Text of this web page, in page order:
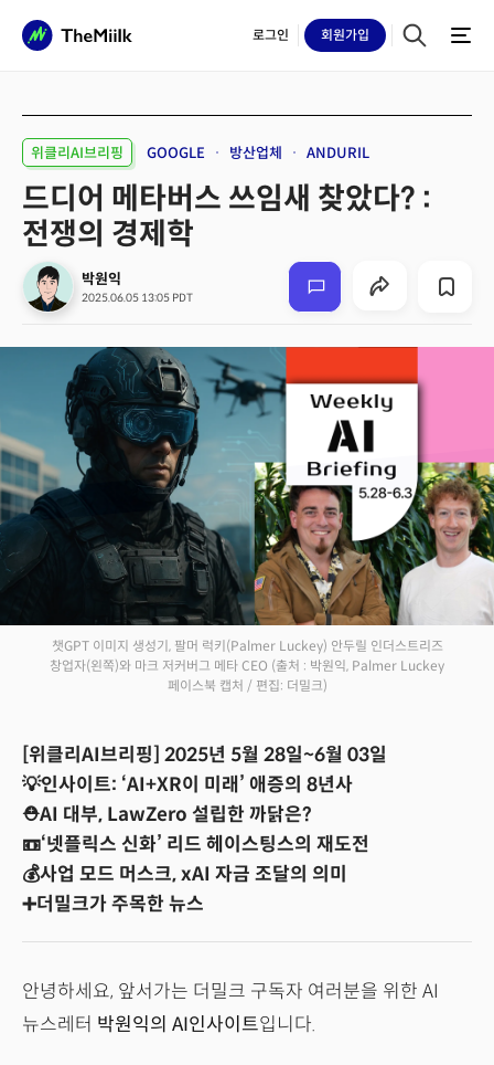
로그인 회원가입
위클리AI브리핑 GOOGLE 방산업체 ANDURIL
드디어 메타버스 쓰임새 찾았다? :
전쟁의 경제학
박원익
2025.06.05 13:05 PDT
챗GPT 이미지 생성기, 팔머 럭키(Palmer Luckey) 안두릴 인더스트리즈
창업자(왼쪽)와 마크 저커버그 메타 CEO (출처 : 박원익, Palmer Luckey
페이스북 캡처 / 편집: 더밀크)
[위클리AI브리핑] 2025년 5월 28일~6월 03일
💡인사이트: ‘AI+XR이 미래’ 애증의 8년사
⛑️AI 대부, LawZero 설립한 까닭은?
📼‘넷플릭스 신화’ 리드 헤이스팅스의 재도전
💰사업 모드 머스크, xAI 자금 조달의 의미
➕더밀크가 주목한 뉴스
안녕하세요, 앞서가는 더밀크 구독자 여러분을 위한 AI
뉴스레터 박원익의 AI인사이트입니다.